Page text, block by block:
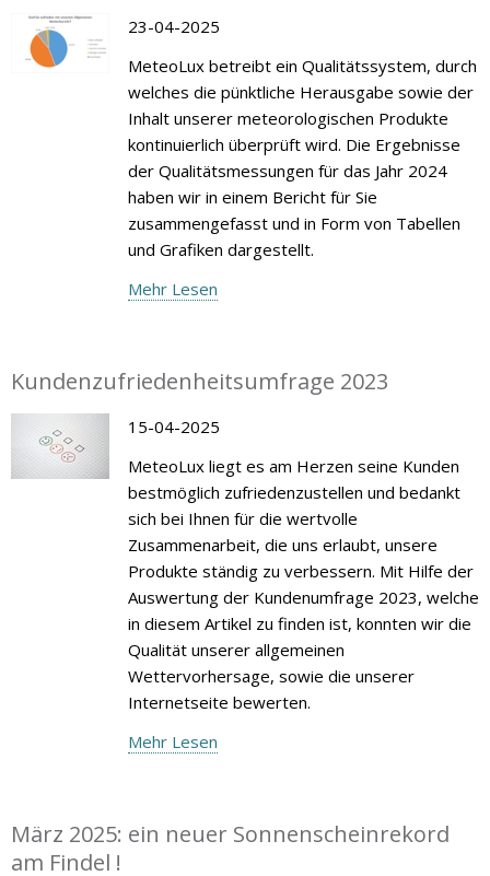
23-04-2025
MeteoLux betreibt ein Qualitätssystem, durch
welches die pünktliche Herausgabe sowie der
Inhalt unserer meteorologischen Produkte
kontinuierlich überprüft wird. Die Ergebnisse
der Qualitätsmessungen für das Jahr 2024
haben wir in einem Bericht für Sie
zusammengefasst und in Form von Tabellen
und Grafiken dargestellt.
Mehr Lesen
Kundenzufriedenheitsumfrage 2023
15-04-2025
MeteoLux liegt es am Herzen seine Kunden
bestmöglich zufriedenzustellen und bedankt
sich bei Ihnen für die wertvolle
Zusammenarbeit, die uns erlaubt, unsere
Produkte ständig zu verbessern. Mit Hilfe der
Auswertung der Kundenumfrage 2023, welche
in diesem Artikel zu finden ist, konnten wir die
Qualität unserer allgemeinen
Wettervorhersage, sowie die unserer
Internetseite bewerten.
Mehr Lesen
März 2025: ein neuer Sonnenscheinrekord
am Findel !